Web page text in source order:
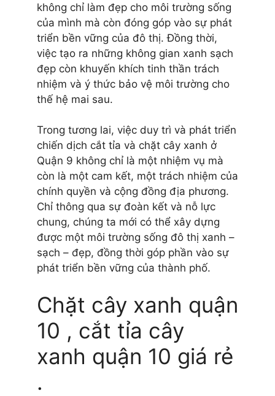
không chỉ làm đẹp cho môi trường sống
của mình mà còn đóng góp vào sự phát
triển bền vững của đô thị. Đồng thời,
việc tạo ra những không gian xanh sạch
đẹp còn khuyến khích tinh thần trách
nhiệm và ý thức bảo vệ môi trường cho
thế hệ mai sau.
Trong tương lai, việc duy trì và phát triển
chiến dịch cắt tỉa và chặt cây xanh ở
Quận 9 không chỉ là một nhiệm vụ mà
còn là một cam kết, một trách nhiệm của
chính quyền và cộng đồng địa phương.
Chỉ thông qua sự đoàn kết và nỗ lực
chung, chúng ta mới có thể xây dựng
được một môi trường sống đô thị xanh –
sạch – đẹp, đồng thời góp phần vào sự
phát triển bền vững của thành phố.
Chặt cây xanh quận
10 , cắt tỉa cây
xanh quận 10 giá rẻ
.